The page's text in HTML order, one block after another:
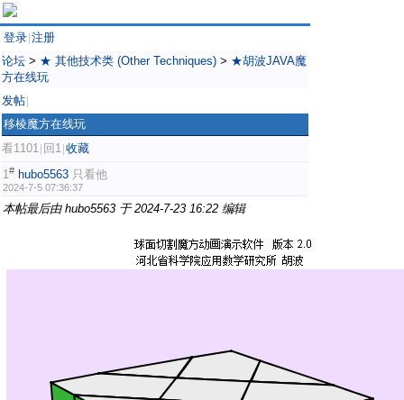
登录 注册
论坛 > ★ 其他技术类 (Other Techniques) > ★胡波JAVA魔
方在线玩
发帖
移棱魔方在线玩
看1101 回1 收藏
1# hubo5563 只看他
2024-7-5 07:36:37
本帖最后由 hubo5563 于 2024-7-23 16:22 编辑